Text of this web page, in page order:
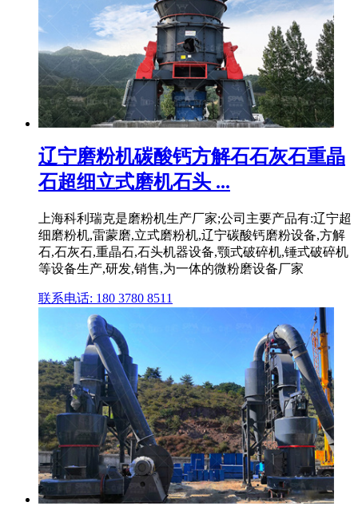
辽宁磨粉机碳酸钙方解石石灰石重晶
石超细立式磨机石头 ...
上海科利瑞克是磨粉机生产厂家;公司主要产品有:辽宁超
细磨粉机,雷蒙磨,立式磨粉机,辽宁碳酸钙磨粉设备,方解
石,石灰石,重晶石,石头机器设备,颚式破碎机,锤式破碎机
等设备生产,研发,销售,为一体的微粉磨设备厂家
联系电话: 180 3780 8511